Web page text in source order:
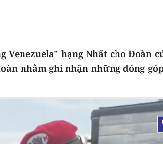
Venezuela" hạng Nhất cho Đoàn
nhằm ghi nhận những đóng